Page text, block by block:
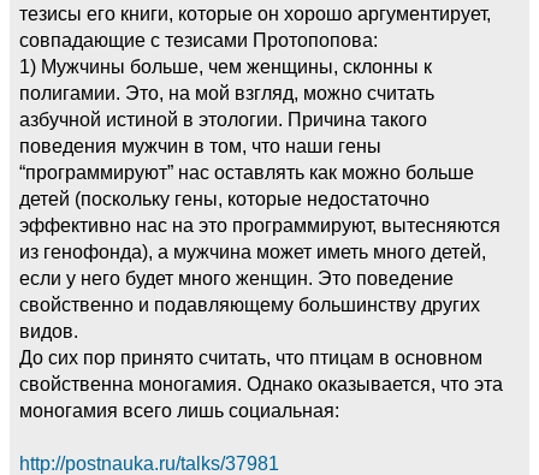
тезисы его книги, которые он хорошо аргументирует,
совпадающие с тезисами Протопопова:
1) Мужчины больше, чем женщины, склонны к
полигамии. Это, на мой взгляд, можно считать
азбучной истиной в этологии. Причина такого
поведения мужчин в том, что наши гены
“программируют” нас оставлять как можно больше
детей (поскольку гены, которые недостаточно
эффективно нас на это программируют, вытесняются
из генофонда), а мужчина может иметь много детей,
если у него будет много женщин. Это поведение
свойственно и подавляющему большинству других
видов.
До сих пор принято считать, что птицам в основном
свойственна моногамия. Однако оказывается, что эта
моногамия всего лишь социальная:
http://postnauka.ru/talks/37981